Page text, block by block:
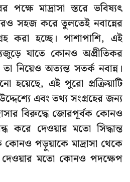
পক্ষে মাদ্রাসা স্তরে ভবিষ্যৎ
সহজ করে তুলতেই নবান্নের
করা হচ্ছে। পাশাপাশি, এই
যাতে কোনও অপ্রীতিকর
নিয়েও অত্যন্ত সতর্ক নবান্ন।
হয়েছে, এই পুরো প্রক্রিয়াটি
এবং তথ্য সংগ্রহের জন্য
বিরুদ্ধে জোরপূর্বক কোনও
করে দেওয়ার মতো সিদ্ধান্ত
কোনও পড়ুয়াকে মাদ্রাসা থেকে
দেওয়ার মতো কোনও পদক্ষেপ